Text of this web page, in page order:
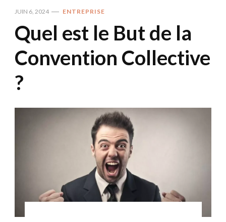
JUIN 6, 2024 ENTREPRISE
Quel est le But de la
Convention Collective
?